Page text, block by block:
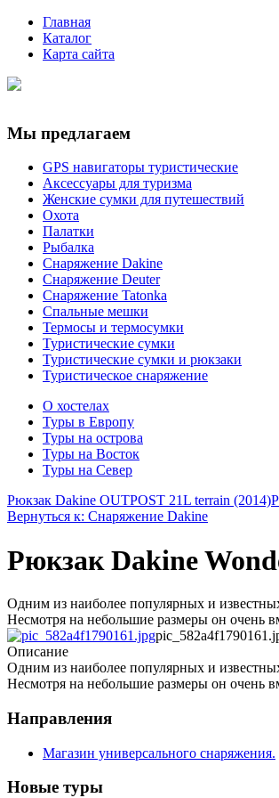
Главная
Каталог
Карта сайта
Мы предлагаем
GPS навигаторы туристические
Аксессуары для туризма
Женские сумки для путешествий
Охота
Палатки
Рыбалка
Снаряжение Dakine
Снаряжение Deuter
Снаряжение Tatonka
Спальные мешки
Термосы и термосумки
Туристические сумки
Туристические сумки и рюкзаки
Туристическое снаряжение
О хостелах
Туры в Европу
Туры на острова
Туры на Восток
Туры на Север
Рюкзак Dakine OUTPOST 21L terrain (2014)
Вернуться к: Снаряжение Dakine
Рюкзак Dakine
Одним из наиболее популярных и
Несмотря на небольшие размеры он очень
Описание
Одним из наиболее популярных и
Несмотря на небольшие размеры он очень
Направления
Магазин универсального снаряжения.
Новые туры